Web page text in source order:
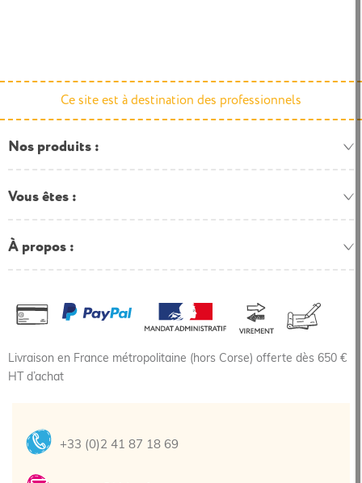
Ce site est à destination des professionnels
Nos produits
Vous êtes
À propos
Livraison en France métropolitaine (hors Corse) offerte dès 650 €
HT d’achat
+33 (0)2 41 87 18 69